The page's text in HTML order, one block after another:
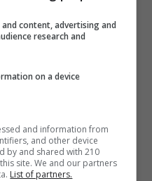
content, advertising and
research and
on a device
and information from
and other device
by and shared with 210
site. We and our partners
List of partners.